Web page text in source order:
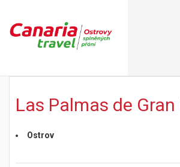
Las Palmas de
Ostrov